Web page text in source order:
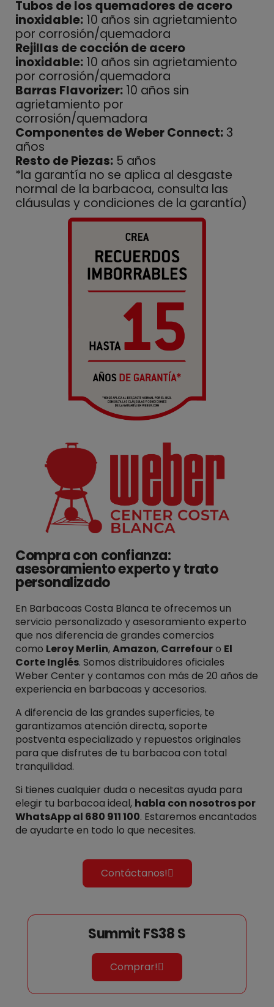
Tubos de los quemadores de acero
inoxidable: 10 años sin agrietamiento
por corrosión/quemadora
Rejillas de cocción de acero
inoxidable: 10 años sin agrietamiento
por corrosión/quemadora
Barras Flavorizer: 10 años sin
agrietamiento por
corrosión/quemadora
Componentes de Weber Connect: 3
años
Resto de Piezas: 5 años
*la garantía no se aplica al desgaste
normal de la barbacoa, consulta las
cláusulas y condiciones de la garantía)
Compra con confianza:
asesoramiento experto y trato
personalizado
En Barbacoas Costa Blanca te ofrecemos un
servicio personalizado y asesoramiento experto
que nos diferencia de grandes comercios
como Leroy Merlin,Amazon, Carrefouro El
Corte Inglés. Somos distribuidores oficiales
Weber Center y contamos con más de 20 años de
experiencia en barbacoas y accesorios.
A diferencia de las grandes superficies, te
garantizamos atención directa, soporte
postventa especializado y repuestos originales
para que disfrutes de tu barbacoa con total
tranquilidad.
Si tienes cualquier duda o necesitas ayuda para
elegir tu barbacoa ideal, habla con nosotros por
WhatsApp al 680 911 100. Estaremos encantados
de ayudarte en todo lo que necesites.
Contáctanos!
Summit FS38 S
Comprar!